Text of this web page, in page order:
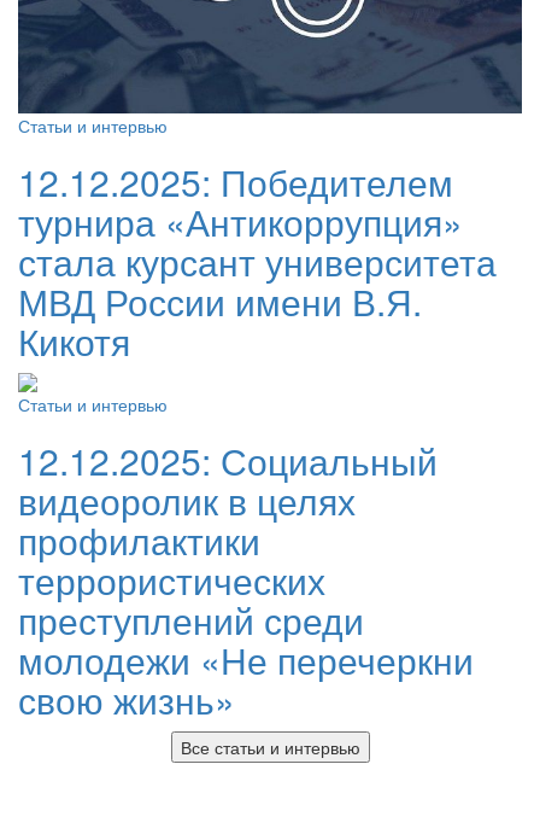
Статьи и интервью
12.12.2025: Победителем
турнира «Антикоррупция»
стала курсант университета
МВД России имени В.Я.
Кикотя
Статьи и интервью
12.12.2025: Социальный
видеоролик в целях
профилактики
террористических
преступлений среди
молодежи «Не перечеркни
свою жизнь»
Все статьи и интервью